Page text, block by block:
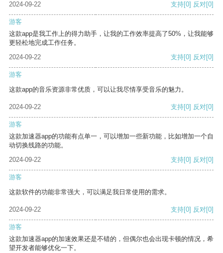
2024-09-22 支持[0] 反对[0]
游客
这款app是我工作上的得力助手，让我的工作效率提高了50%，让我能够
更轻松地完成工作任务。
2024-09-22
支持[0] 反对[0]
游客
这款app的音乐资源非常优质，可以让我尽情享受音乐的魅力。
2024-09-22 支持[0] 反对[0]
游客
这款加速器app的功能有点单一，可以增加一些新功能，比如增加一个自
动切换线路的功能。
2024-09-22
支持[0] 反对[0]
游客
这款软件的功能非常强大，可以满足我日常使用的需求。
2024-09-22 支持[0] 反对[0]
游客
这款加速器app的加速效果还是不错的，但偶尔也会出现卡顿的情况，希
望开发者能够优化一下。